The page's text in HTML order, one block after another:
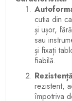
cutia din
și ușor,
sau
și fixați
fiabilă.
rezistent,
împotriva